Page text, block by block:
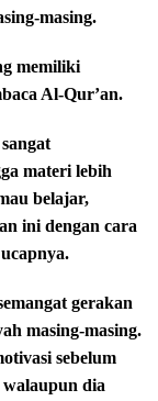
masing.
memiliki
Al-Qur’an.
materi lebih
belajar,
ini dengan cara
gerakan
masing-masing.
sebelum
dia